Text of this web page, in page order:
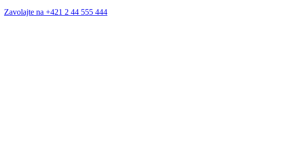
Zavolajte na +421 2 44 555 444